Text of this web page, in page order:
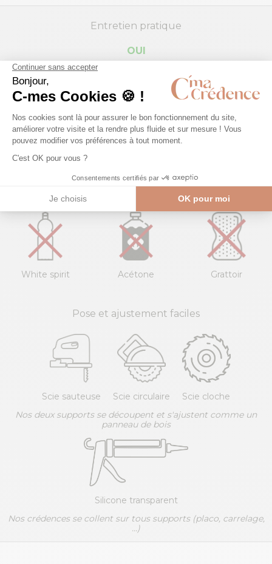
Entretien pratique
OUI
Vinaigre
blanc
Eau de
javel
Lave-
NON
White spirit Acétone Grattoir
Pose et ajustement faciles
Scie sauteuse Scie circulaire
Scie cloche
Nos deux supports se découpent et s'ajustent comme un
panneau de bois
Silicone transparent
Nos crédences se collent sur tous supports (placo, carrelage,
...)